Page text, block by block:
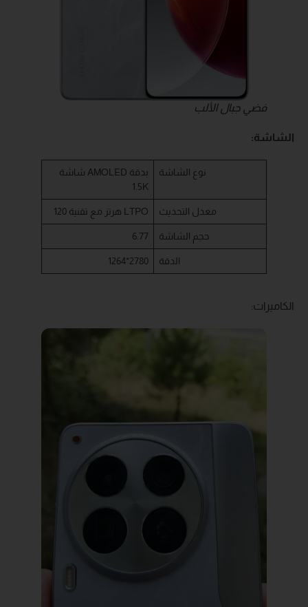
فضي جبال الألب
الشاشة:
شاشة AMOLED بدقة
1.5K
نوع الشاشة
120 هرتز مع تقنية LTPO معدل التحديث
6.77 حجم الشاشة
1264*2780 الدقة
الكاميرات: